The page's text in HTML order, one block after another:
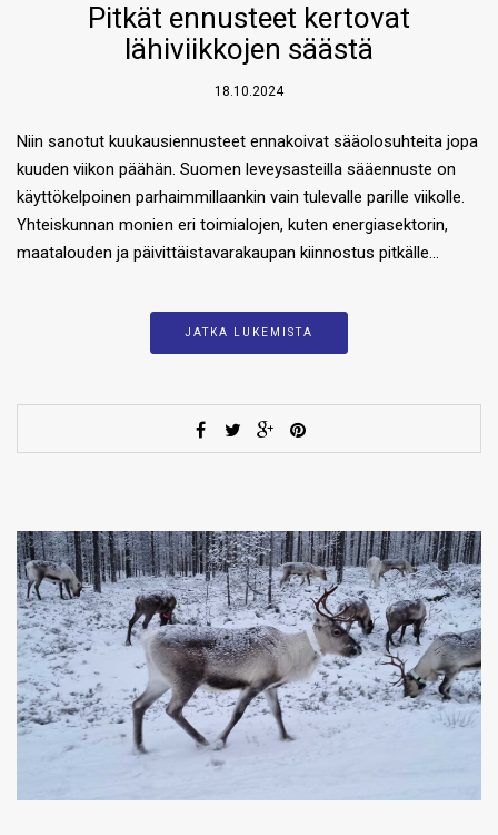
Pitkät ennusteet kertovat
lähiviikkojen säästä
18.10.2024
Niin sanotut kuukausiennusteet ennakoivat sääolosuhteita jopa
kuuden viikon päähän. Suomen leveysasteilla sääennuste on
käyttökelpoinen parhaimmillaankin vain tulevalle parille viikolle.
Yhteiskunnan monien eri toimialojen, kuten energiasektorin,
maatalouden ja päivittäistavarakaupan kiinnostus pitkälle…
JATKA LUKEMISTA